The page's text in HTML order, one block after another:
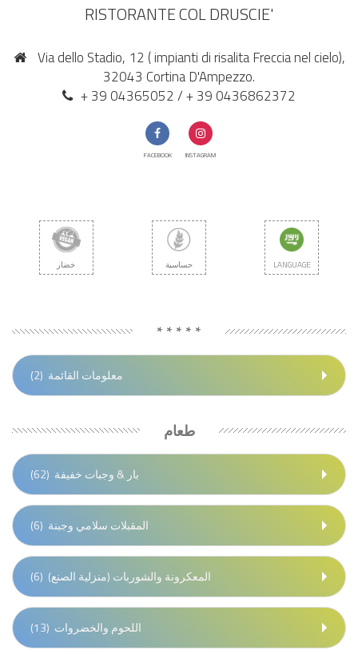
RISTORANTE COL DRUSCIE'
Via dello Stadio, 12 ( impianti di risalita Freccia nel cielo),
32043 Cortina D'Ampezzo.
+ 39 04365052 / + 39 0436862372
FACEBOOK INSTAGRAM
خضار حساسية LANGUAGE
* * * * *
معلومات القائمة (2)
طعام
بار & وجبات خفيفة (62)
المقبلات سلامي وجبنة (6)
المعكرونة والشوربات (منزلية الصنع) (6)
اللحوم والخضروات (13)